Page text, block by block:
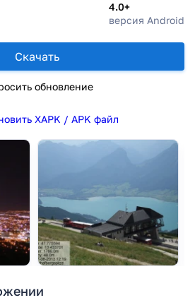
4.0+
версия Android
Скачать
обновление
XAPK / APK файл